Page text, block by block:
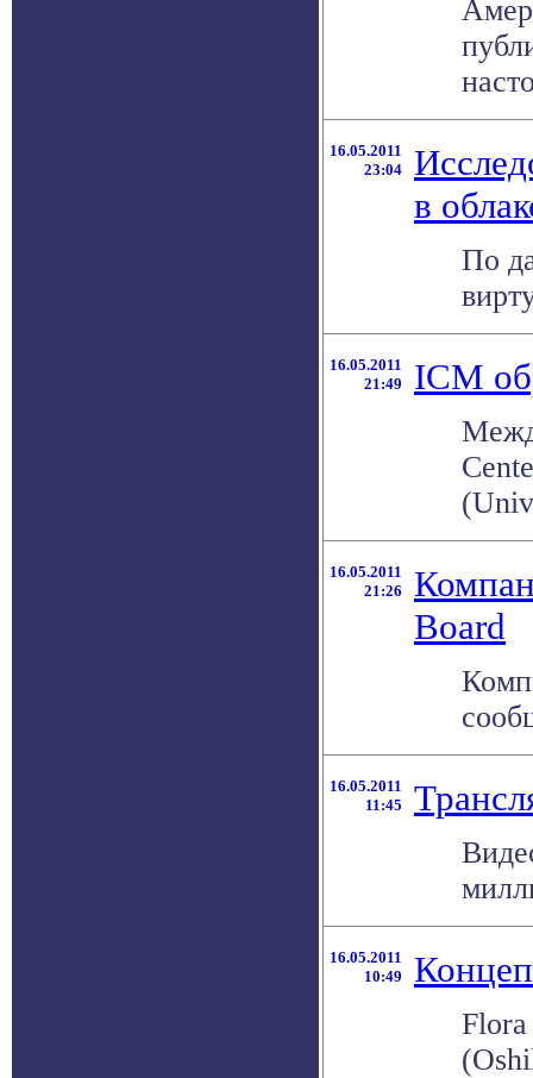
16.05.2011
23:04
в
По
16.05.2011
21:49
ICM
16.05.2011
21:26
Board
16.05.2011
11:45
16.05.2011
10:49